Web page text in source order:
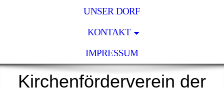
UNSER DORF
KONTAKT
IMPRESSUM
Kirchenförderverein der